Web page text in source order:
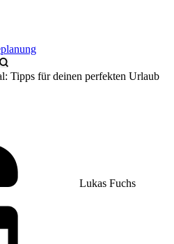
Tipps für deinen perfekten Urlaub
Lukas Fuchs